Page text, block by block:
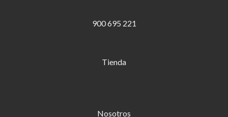
900 695 221
Tienda
Nosotros